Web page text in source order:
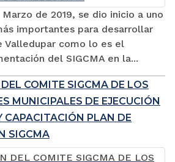
Marzo de 2019, se dio inicio a uno
importantes para desarrollar
Valledupar como lo es el
del SIGCMA en la...
COMITE SIGCMA DE LOS
MUNICIPALES DE EJECUCIÓN
CAPACITACIÓN PLAN DE
SIGCMA